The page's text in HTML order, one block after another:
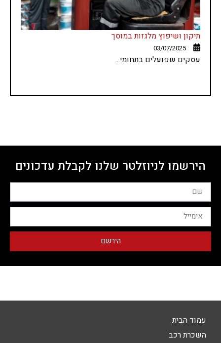
תיקון ושיפוץ מלגזות במוסך
03/07/2025
עסקים שפועלים בתחומי...
הירשמו לניוזלטר שלנו לקבלת עדכונים
הירשם
עמוד הבית
השכרת רכב